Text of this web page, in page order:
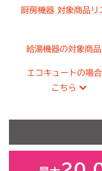
厨房機器 対象商品
給湯機器の対象商品
エコキュートの場
こちら